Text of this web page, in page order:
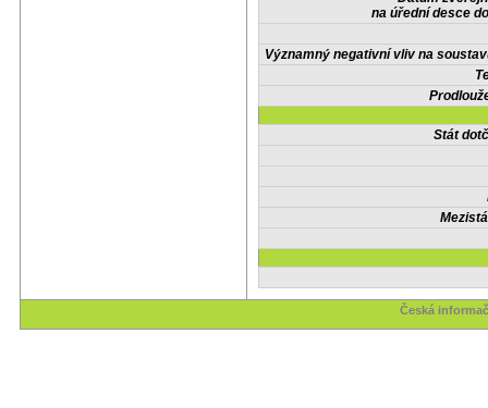
na úřední desce
Významný negativní vliv na
Stát
Česká